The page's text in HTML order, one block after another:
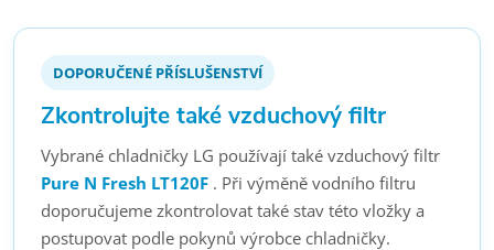
DOPORUČENÉ PŘÍSLUŠENSTVÍ
Zkontrolujte také vzduchový filtr
Vybrané chladničky LG používají také vzduchový filtr
Pure N Fresh LT120F . Při výměně vodního filtru
doporučujeme zkontrolovat také stav této vložky a
postupovat podle pokynů výrobce chladničky.